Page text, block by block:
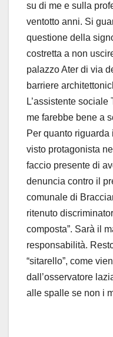
su di me e sulla
ventotto anni. Si
questione della
costretta a non
palazzo Ater di via
barriere
L’assistente
me farebbe bene a
Per quanto
visto protagonista
faccio presente di
denuncia contro il
comunale di
ritenuto
composta”. Sarà il
responsabilità.
“sitarello”, come
dall’osservatore
alle spalle se non i